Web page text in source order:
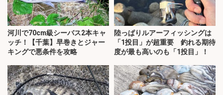
河川で70cm級シーバス2本キャ
ッチ！【千葉】早巻きとジャー
キングで悪条件を攻略
陸っぱりルアーフィッシングは
「1投目」が超重要 釣れる期待
度が最も高いのも「1投目」！